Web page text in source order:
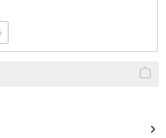
zurzeit nicht verfügbar.)
(Diese Option ist zurzeit nicht verfügbar.)